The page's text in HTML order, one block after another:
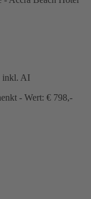
inkl. AI
- Wert: € 798,-